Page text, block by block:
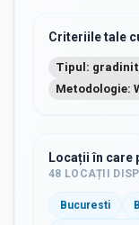
Criteriile tale
Tipul:
Metodologie:
Locații în care
48 LOCAȚII
Bucuresti